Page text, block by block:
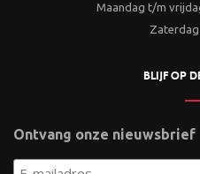
Maandag t/m
BLIJF OP
Ontvang onze nieuwsbrief